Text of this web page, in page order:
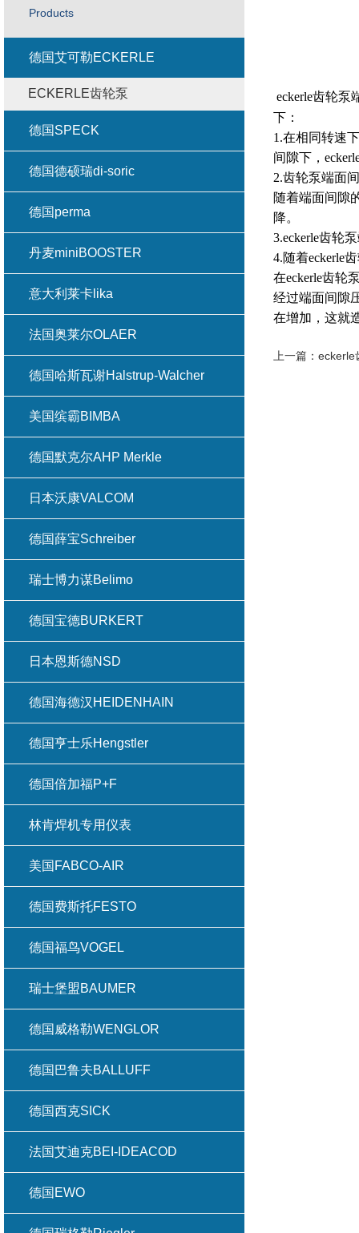
eckerle齿轮
下：
1.在相同转速
间隙下，
2.齿轮泵端面
随着端面间隙
降。
3.eckerle齿轮
4.随着eckerle
在eckerle齿轮
经过端面间隙
在增加，这就
上一篇： eckerle
Products
德国艾可勒ECKERLE
ECKERLE齿轮泵
德国SPECK
德国德硕瑞di-soric
德国perma
丹麦miniBOOSTER
意大利莱卡lika
法国奥莱尔OLAER
德国哈斯瓦谢Halstrup-Walcher
美国缤霸BIMBA
德国默克尔AHP Merkle
日本沃康VALCOM
德国薛宝Schreiber
瑞士博力谋Belimo
德国宝德BURKERT
日本恩斯德NSD
德国海德汉HEIDENHAIN
德国亨士乐Hengstler
德国倍加福P+F
林肯焊机专用仪表
美国FABCO-AIR
德国费斯托FESTO
德国福鸟VOGEL
瑞士堡盟BAUMER
德国威格勒WENGLOR
德国巴鲁夫BALLUFF
德国西克SICK
法国艾迪克BEI-IDEACOD
德国EWO